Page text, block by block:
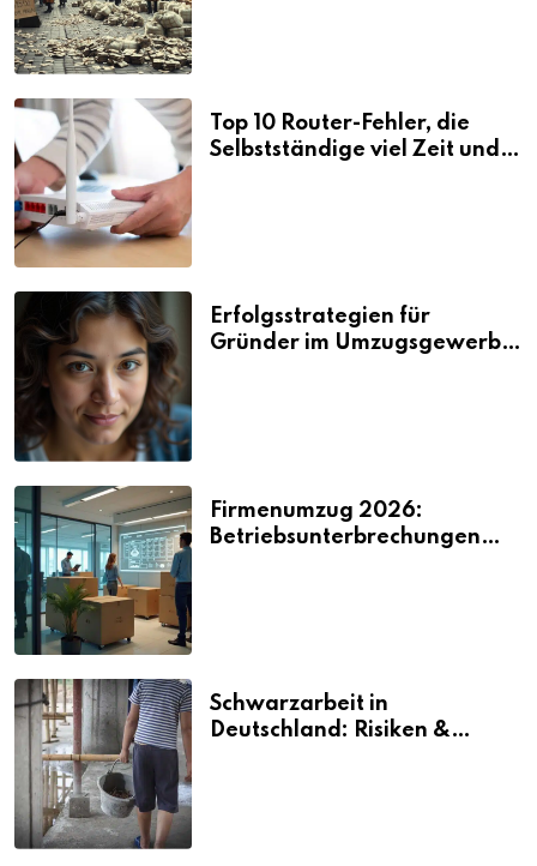
Top 10 Router-Fehler, die
Selbstständige viel Zeit und
Erfolgsstrategien für
Gründer im Umzugsgewerbe
Firmenumzug 2026:
Betriebsunterbrechungen
Schwarzarbeit in
Deutschland: Risiken &